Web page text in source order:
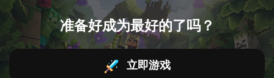
准备好成为最好的了吗？
立即游戏